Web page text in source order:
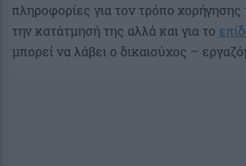
πληροφορίες για τον τρόπο χορήγησης
την κατάτμησή της αλλά και για το
μπορεί να λάβει ο δικαιούχος –